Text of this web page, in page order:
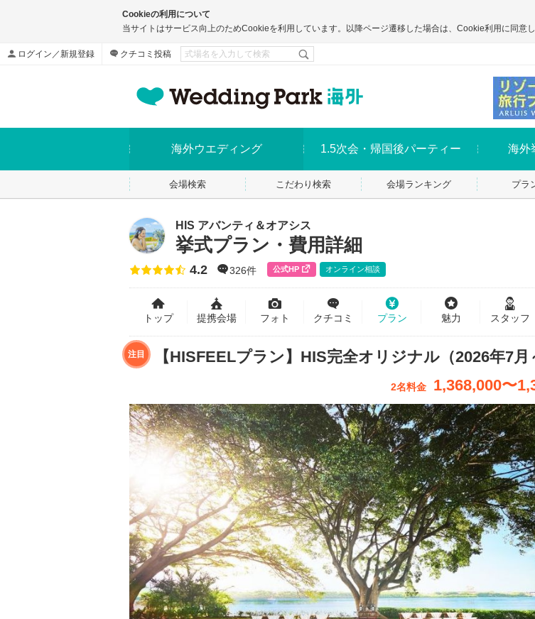
Cookieの利用について
当サイトはサービス向上のためCookieを利用しています。以降ページ遷移した場合は、Cookie利用に同意し
ログイン／新規登録 クチコミ投稿
海外ウエディング 1.5次会・帰国後パーティー 海外
会場検索 こだわり検索 会場ランキング プラ
HIS アバンティ＆オアシス
挙式プラン・費用詳細
点数
4.2 326件 公式HP オンライン相談
トップ 提携会場 フォト クチコミ プラン 魅力 スタッフ
【HISFEELプラン】HIS完全オリジナル（2026年7月
2名料金 1,368,000〜